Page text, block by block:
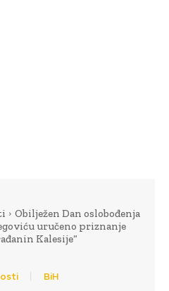
Obilježen Dan oslobođenja
uručeno priznanje
Kalesije“
BiH